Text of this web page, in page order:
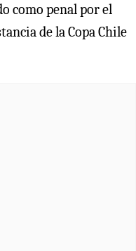
como penal por el
de la Copa Chile